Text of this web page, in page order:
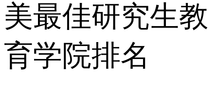
美最佳研究生教
育学院排名